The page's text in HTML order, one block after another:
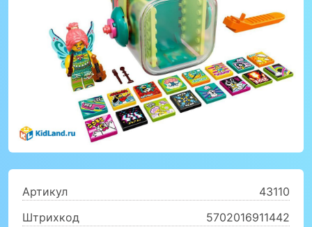
Артикул
43110
Штрихкод
5702016911442